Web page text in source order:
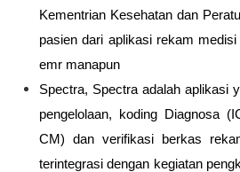
Kementrian Kesehatan dan
pasien dari aplikasi rekam
emr manapun
Spectra, Spectra adalah aplikasi
pengelolaan, koding Diagnosa
CM) dan verifikasi berkas
terintegrasi dengan kegiatan